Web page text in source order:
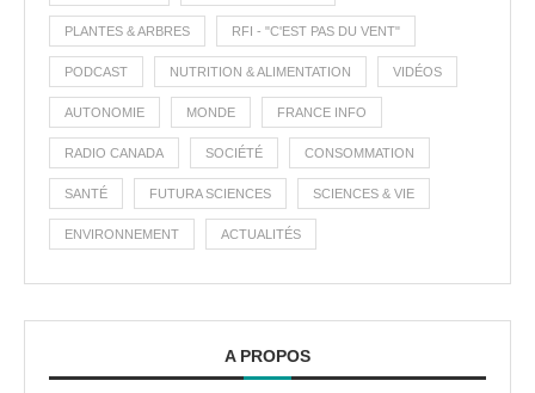
PLANTES & ARBRES RFI - "C'EST PAS DU VENT"
PODCAST NUTRITION & ALIMENTATION VIDÉOS
AUTONOMIE MONDE FRANCE INFO
RADIO CANADA SOCIÉTÉ CONSOMMATION
SANTÉ FUTURA SCIENCES SCIENCES & VIE
ENVIRONNEMENT ACTUALITÉS
A PROPOS